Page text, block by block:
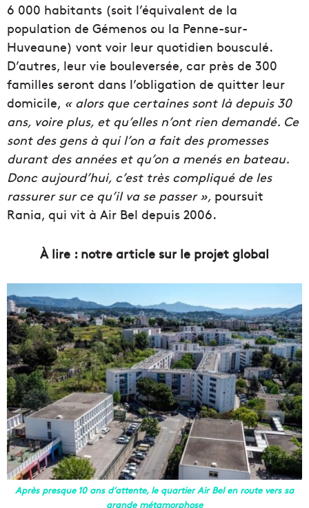
6 000 habitants (soit l’équivalent de la
population de Gémenos ou la Penne-sur-
Huveaune) vont voir leur quotidien bousculé.
D’autres, leur vie bouleversée, car près de 300
familles seront dans l’obligation de quitter leur
domicile, « alors que certaines sont là depuis 30
ans, voire plus, et qu’ellesn’ont rien demandé. Ce
sont des gens à qui l’on a fait des promesses
durant des années et qu’on a menésen bateau.
Donc aujourd’hui, c’est très compliqué de les
rassurer sur ce qu’il va se passer », poursuit
Rania, qui vit à Air Bel depuis 2006.
À lire : notre article sur le projet global
Après presque 10 ans d’attente, le quartier Air Bel en route vers sa
grande métamorphose